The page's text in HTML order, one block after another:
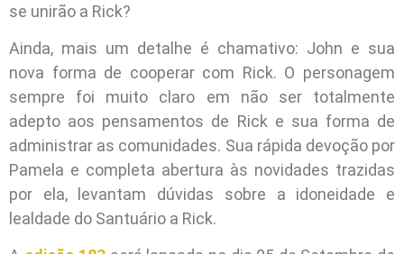
se unirão a Rick?
Ainda, mais um detalhe é chamativo: John e sua
nova forma de cooperar com Rick. O personagem
sempre foi muito claro em não ser totalmente
adepto aos pensamentos de Rick e sua forma de
administrar as comunidades. Sua rápida devoção por
Pamela e completa abertura às novidades trazidas
por ela, levantam dúvidas sobre a idoneidade e
lealdade do Santuário a Rick.